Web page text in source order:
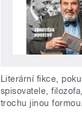
Literární fikce,
spisovatele,
trochu jinou formou.